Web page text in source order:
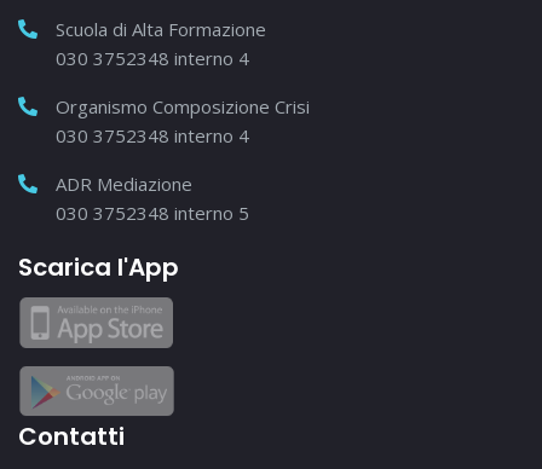
Scuola di Alta Formazione
030 3752348 interno 4
Organismo Composizione Crisi
030 3752348 interno 4
ADR Mediazione
030 3752348 interno 5
Scarica l'App
Contatti